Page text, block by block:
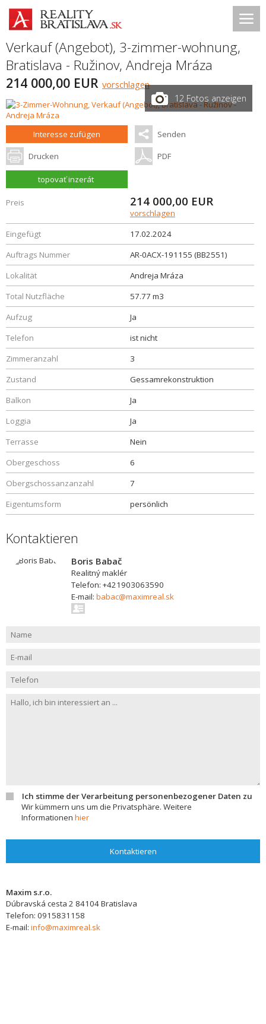
Verkauf (Angebot), 3-zimmer-wohnung,
Bratislava - Ružinov, Andreja Mráza
214 000,00 EUR vorschlagen
12 Fotos anzeigen
Interesse zufügen Senden
Drucken PDF
topovať inzerát
Preis 214 000,00 EUR
vorschlagen
Eingefügt
17.02.2024
Auftrags Nummer
AR-0ACX-191155 (BB2551)
Lokalität
Andreja Mráza
Total Nutzfläche
57.77 m3
Aufzug
Ja
Telefon
ist nicht
Zimmeranzahl
3
Zustand
Gessamrekonstruktion
Balkon
Ja
Loggia
Ja
Terrasse
Nein
Obergeschoss
6
Obergschossanzanzahl
7
Eigentumsform
persönlich
Kontaktieren
Boris Babač
Realitný maklér
Telefon: +421903063590
E-mail: babac@maximreal.sk
Ich stimme der Verarbeitung personenbezogener Daten zu
Wir kümmern uns um die Privatsphäre. Weitere
Informationen hier
Kontaktieren
Maxim s.r.o.
Dúbravská cesta 2 84104Bratislava
Telefon: 0915831158
E-mail: info@maximreal.sk